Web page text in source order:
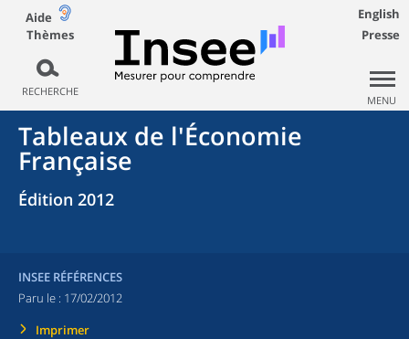
Aide
Thèmes
RECHERCHE
English
Presse
MENU
Tableaux de l'Économie
Française
Édition 2012
INSEE RÉFÉRENCES
Paru le : 17/02/2012
Imprimer